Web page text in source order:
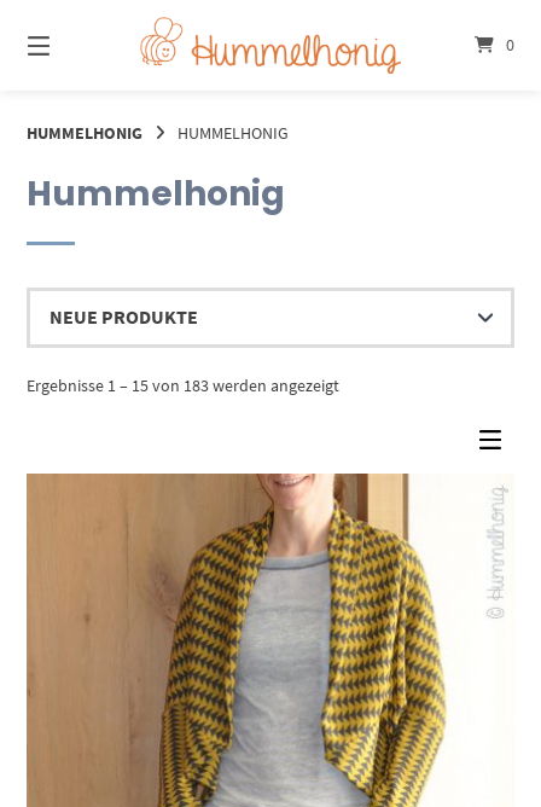
zum
Inhalt
0
HUMMELHONIG HUMMELHONIG
Hummelhonig
Ergebnisse 1 – 15 von 183 werden angezeigtNach